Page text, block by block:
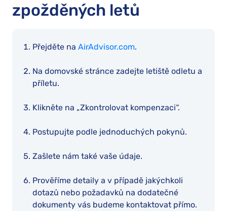
zpožděných letů
Přejděte na AirAdvisor.com.
Na domovské stránce zadejte letiště odletu a
příletu.
Klikněte na „Zkontrolovat kompenzaci“.
Postupujte podle jednoduchých pokynů.
Zašlete nám také vaše údaje.
Prověříme detaily a v případě jakýchkoli
dotazů nebo požadavků na dodatečné
dokumenty vás budeme kontaktovat přímo.